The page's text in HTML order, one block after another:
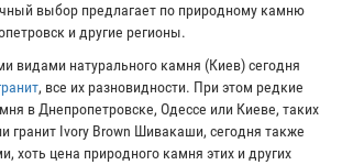
выбор предлагает по природному камню
и другие регионы.
видами натурального камня (Киев) сегодня
, все их разновидности. При этом редкие
в Днепропетровске, Одессе или Киеве, таких
гранит Ivory Brown Шивакаши, сегодня также
хоть цена природного камня этих и других